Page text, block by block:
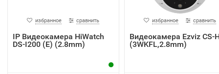
избранное сравнить
IP Видеокамера HiWatch
DS-I200 (E) (2.8mm)
избранное сравнить
Видеокамера Ezviz CS-
(3WKFL,2.8mm)